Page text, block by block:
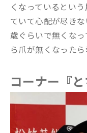
くなっているとい
ていて心配が尽き
歳ぐらいで無くな
ら爪が無くなったら
コーナー『と